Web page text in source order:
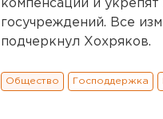
компенсации и
госучреждений. Все
подчеркнул Хохряков.
Общество Господдержка